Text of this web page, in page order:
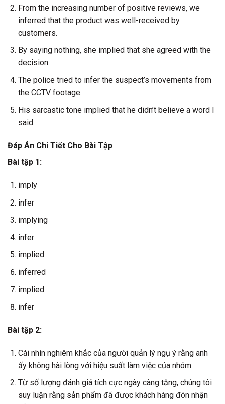
From the increasing number of positive reviews, we
inferred that the product was well-received by
customers.
By saying nothing, she implied that she agreed with the
decision.
The police tried to infer the suspect’s movements from
the CCTV footage.
His sarcastic tone implied that he didn’t believe a word I
said.
Đáp Án Chi Tiết Cho Bài Tập
Bài tập 1:
imply
infer
implying
infer
implied
inferred
implied
infer
Bài tập 2:
Cái nhìn nghiêm khắc của người quản lý ngụ ý rằng anh
ấy không hài lòng với hiệu suất làm việc của nhóm.
Từ số lượng đánh giá tích cực ngày càng tăng, chúng tôi
suy luận rằng sản phẩm đã được khách hàng đón nhận